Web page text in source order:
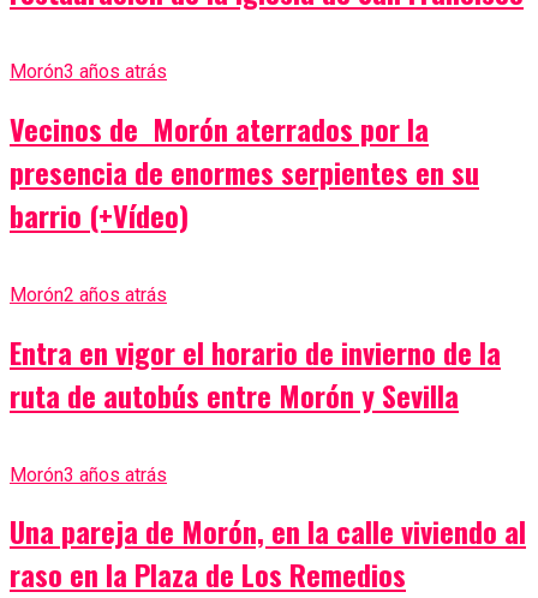
Morón3 años atrás
Vecinos de Morón aterrados por la
presencia de enormes serpientes en su
barrio (+Vídeo)
Morón2 años atrás
Entra en vigor el horario de invierno de la
ruta de autobús entre Morón y Sevilla
Morón3 años atrás
Una pareja de Morón, en la calle viviendo al
raso en la Plaza de Los Remedios